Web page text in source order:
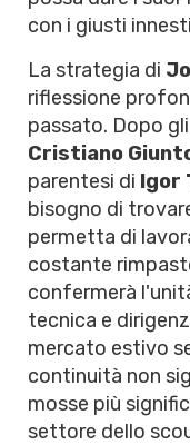
con i giusti
La strategia di
riflessione
passato. Dopo
Cristiano
parentesi di Igor
bisogno di
permetta di
costante
confermerà
tecnica e
mercato estivo
continuità non
mosse più
settore dello